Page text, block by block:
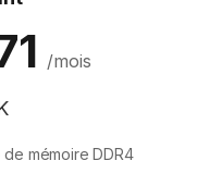
/mois
de mémoire DDR4